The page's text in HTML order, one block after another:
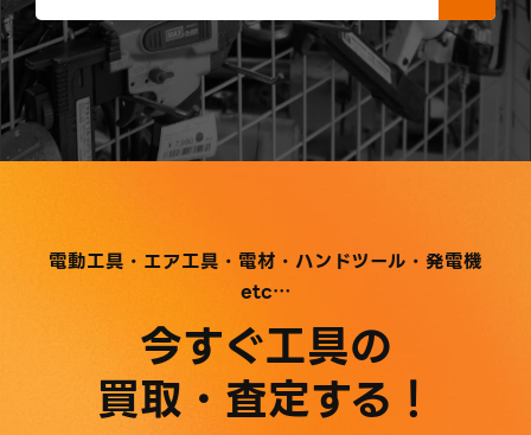
電動工具・エア工具・電材・ハンドツール・発電機
etc…
今すぐ工具の
買取・査定する！